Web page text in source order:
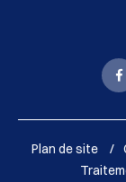
Plan de site